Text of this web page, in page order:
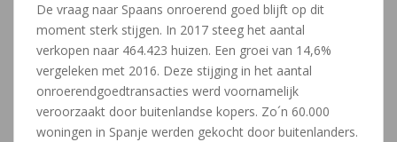
De vraag naar Spaans onroerend goed blijft op dit
moment sterk stijgen. In 2017 steeg het aantal
verkopen naar 464.423 huizen. Een groei van 14,6%
vergeleken met 2016. Deze stijging in het aantal
onroerendgoedtransacties werd voornamelijk
veroorzaakt door buitenlandse kopers. Zo´n 60.000
woningen in Spanje werden gekocht door buitenlanders.